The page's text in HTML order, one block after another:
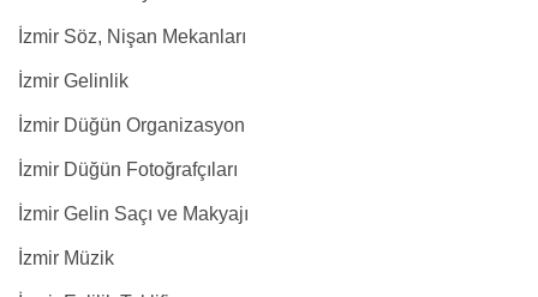
İzmir Söz, Nişan Mekanları
İzmir Gelinlik
İzmir Düğün Organizasyon
İzmir Düğün Fotoğrafçıları
İzmir Gelin Saçı ve Makyajı
İzmir Müzik